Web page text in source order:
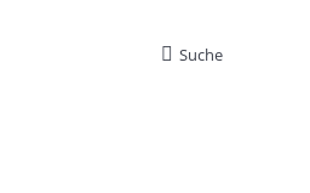
Search:
Suche